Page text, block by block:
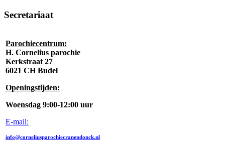
Secretariaat
Parochiecentrum:
H. Cornelius parochie
Kerkstraat 27
6021 CH Budel
Openingstijden:
Woensdag 9:00-12:00 uur
E-mail:
info@corneliusparochiecranendonck.nl